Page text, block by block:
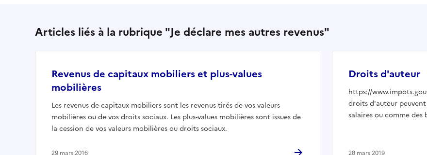
Articles liés à la rubrique "Je déclare mes autres revenus"
Revenus de capitaux mobiliers et plus-values
mobilières
Les revenus de capitaux mobiliers sont les revenus tirés de vos valeurs
mobilières ou de vos droits sociaux. Les plus-values mobilières sont issues de
la cession de vos valeurs mobilières ou droits sociaux.
29 mars 2016
Droits d'auteur
https://
droits d'auteur
salaires ou comme
28 mars 2019